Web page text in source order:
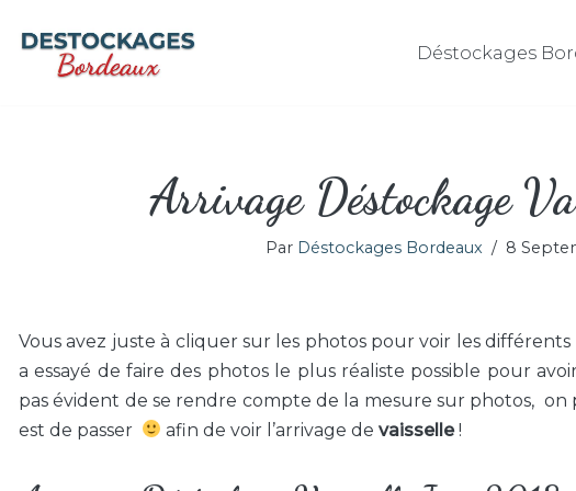
Déstockages
Arrivage Déstockage
Par Déstockages Bordeaux 8
Vous avez juste à cliquer sur les photos pour voir les différents
a essayé de faire des photos le plus réaliste possible pour
pas évident de se rendre compte de la mesure sur photos, on
est de passer
afin de voir l’arrivage devaisselle!